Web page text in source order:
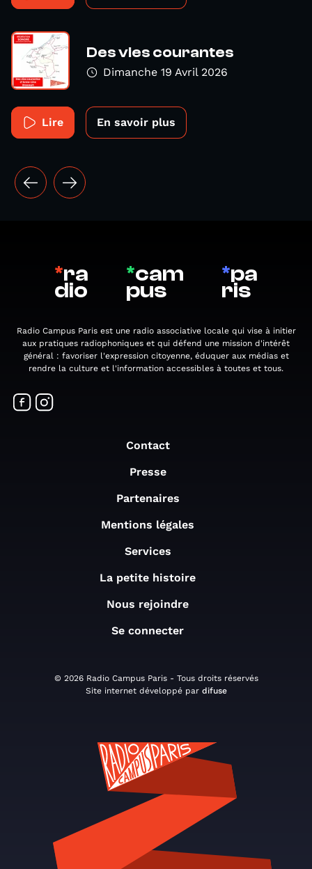
Des vies courantes
Dimanche 19 Avril 2026
Lire En savoir plus
*ra
dio
*cam
pus
*pa
ris
Radio Campus Paris est une radio associative locale qui vise à initier
aux pratiques radiophoniques et qui défend une mission d'intérêt
général : favoriser l'expression citoyenne, éduquer aux médias et
rendre la culture et l'information accessibles à toutes et tous.
Contact
Presse
Partenaires
Mentions légales
Services
La petite histoire
Nous rejoindre
Se connecter
© 2026 Radio Campus Paris - Tous droits réservés
Site internet développé par difuse